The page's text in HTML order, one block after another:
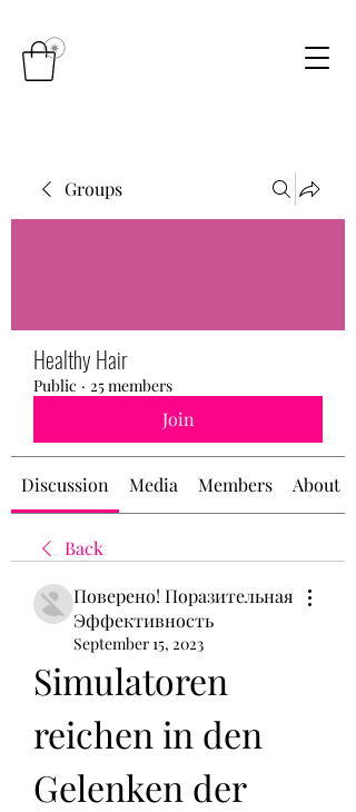
Groups
Healthy Hair
Public · 25 members
Join
Discussion Media Members About
Back
Поверено! Поразительная
Эффективность
September 15, 2023
Simulatoren
reichen in den
Gelenken der